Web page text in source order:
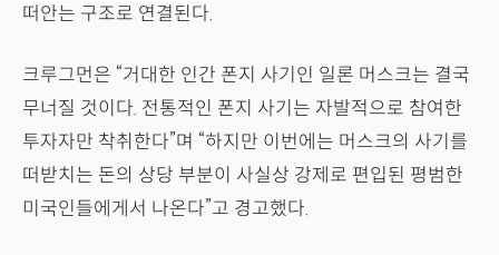
떠안는 구조로 연결된다.
크루그먼은 “거대한 인간 폰지 사기인 일론 머스크는 결국
무너질 것이다. 전통적인 폰지 사기는 자발적으로 참여한
투자자만 착취한다”며 “하지만 이번에는 머스크의 사기를
떠받치는 돈의 상당 부분이 사실상 강제로 편입된 평범한
미국인들에게서 나온다”고 경고했다.